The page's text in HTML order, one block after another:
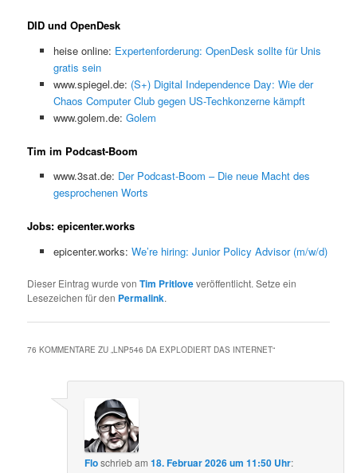
DID und OpenDesk
heise online: Expertenforderung: OpenDesk sollte für Unis
gratis sein
www.spiegel.de: (S+) Digital Independence Day: Wie der
Chaos Computer Club gegen US-Techkonzerne kämpft
www.golem.de: Golem
Tim im Podcast-Boom
www.3sat.de: Der Podcast-Boom – Die neue Macht des
gesprochenen Worts
Jobs: epicenter.works
epicenter.works: We’re hiring: Junior Policy Advisor (m/w/d)
Dieser Eintrag wurde vonTim Pritloveveröffentlicht. Setze ein
Lesezeichen für den Permalink.
76 KOMMENTARE ZU „LNP546 DA EXPLODIERT DAS INTERNET“
Floschriebam18. Februar 2026 um 11:50 Uhr: